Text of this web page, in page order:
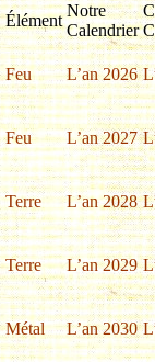
Élément
Notre
Calendrier
Feu L’an 2026
Feu L’an 2027
Terre L’an 2028
Terre L’an 2029
Métal L’an 2030